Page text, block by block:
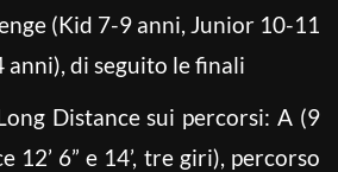
(Kid 7-9 anni, Junior 10-11
anni), di seguito le finali
Distance sui percorsi: A (9
12’ 6” e 14’, tre giri), percorso